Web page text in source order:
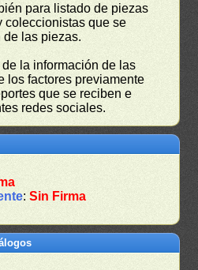
para listado de piezas
coleccionistas que se
de las piezas.
la información de las
los factores previamente
que se reciben e
redes sociales.
:Sin Firma